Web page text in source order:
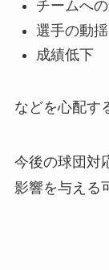
チームへ
選手の動揺
成績低下
などを心配す
今後の球団対
影響を与える